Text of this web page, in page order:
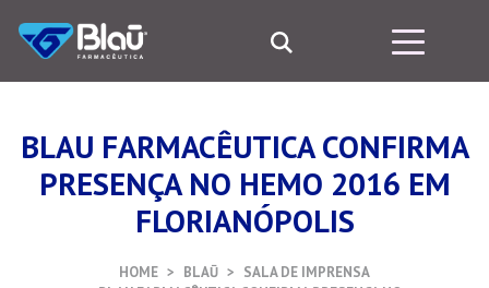
BLAU FARMACÊUTICA CONFIRMA
PRESENÇA NO HEMO 2016 EM
FLORIANÓPOLIS
HOME BLAŪ
SALA DE IMPRENSA